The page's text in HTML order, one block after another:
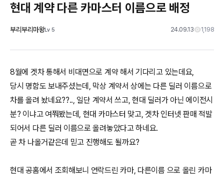
현대 계약 다른 카마스터 이름으로 배정
부리부리마왕Lv 5 24.09.13 1,198
8월에 겟차 통해서 비대면으로 계약 해서 기다리고 있는데요,
당시 명함도 보내주셨는데, 막상 계약서 상에는 다른 딜러 이름으로
차를 올려 놨네요??.., 일단 계약서 쓰고, 현대 딜러가 아닌 에이전시
분? 이냐고 여쭤봤는데, 현대 카마스터 맞고, 겟차 인터넷 판매 적발
되어서 다른 딜러 이름으로 올려놓았다고 하네요.
곧 차 나올거같은데 믿고 진행해도 될까요?
현대 공홈에서 조회해보니 연락드린 카마, 다른이름 으로 올린 카마